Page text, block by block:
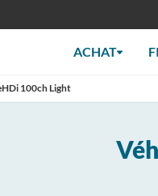
ACHAT
100ch Light